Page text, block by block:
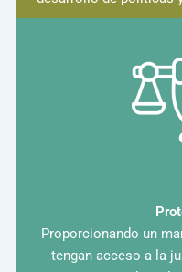
Proporcionando un
tengan acceso a la